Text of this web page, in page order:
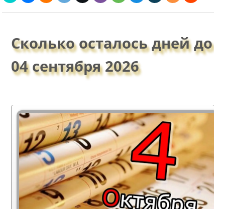
Сколько осталось дней до
04 сентября 2026